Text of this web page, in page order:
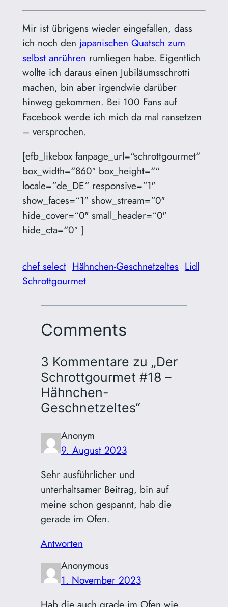
Mir ist übrigens wieder eingefallen, dass
ich noch den japanischen Quatsch zum
selbst anrühren rumliegen habe. Eigentlich
wollte ich daraus einen Jubiläumsschrotti
machen, bin aber irgendwie darüber
hinweg gekommen. Bei 100 Fans auf
Facebook werde ich mich da mal ransetzen
– versprochen.
[efb_likebox fanpage_url=“schrottgourmet“
box_width=“860″ box_height=““
locale=“de_DE“ responsive=“1″
show_faces=“1″ show_stream=“0″
hide_cover=“0″ small_header=“0″
hide_cta=“0″ ]
chef select Hähnchen-Geschnetzeltes Lidl
Schrottgourmet
Comments
3 Kommentare zu „Der
Schrottgourmet #18 –
Hähnchen-
Geschnetzeltes“
Anonym
9. August 2023
Sehr ausführlicher und
unterhaltsamer Beitrag, bin auf
meine schon gespannt, hab die
gerade im Ofen.
Antworten
Anonymous
1. November 2023